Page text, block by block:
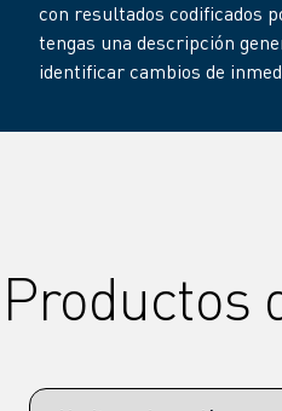
con resultados codificados
tengas una descripción
identificar cambios de
Productos